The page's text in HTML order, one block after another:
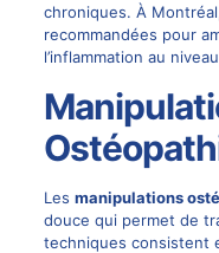
chroniques. À
recommandées pour
l’inflammation au
Les manipulations
douce qui permet de
techniques consistent